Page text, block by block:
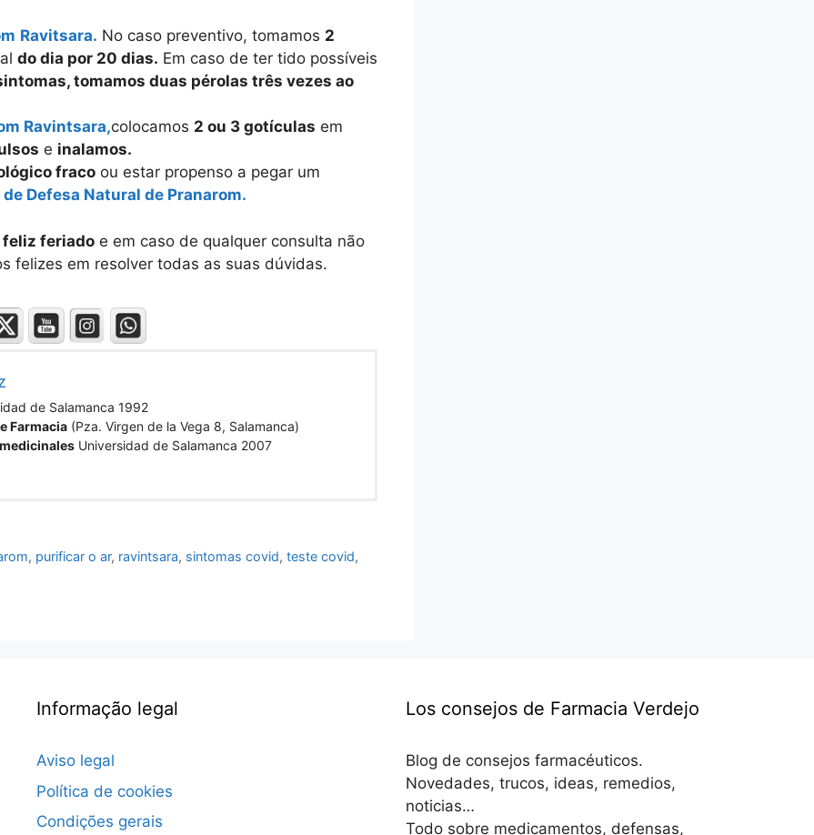
Ravitsara. No caso preventivo, tomamos 2
do dia por 20 dias. Em caso de ter tido possíveis
tomamos duas pérolas três vezes ao
Ravintsara,colocamos 2 ou 3 gotículas em
e inalamos.
fraco ou estar propenso a pegar um
Defesa Natural de Pranarom.
feliz feriado e em caso de qualquer consulta não
felizes em resolver todas as suas dúvidas.
de Salamanca 1992
Farmacia (Pza. Virgen de la Vega 8, Salamanca)
Universidad de Salamanca 2007
, purificar o ar, ravintsara, sintomas covid,teste covid,
Informação legal
Aviso legal
Política de cookies
Condições gerais
Los consejos de Farmacia Verdejo
Blog de consejos farmacéuticos.
Novedades, trucos, ideas, remedios,
noticias…
Todo sobre medicamentos, defensas,